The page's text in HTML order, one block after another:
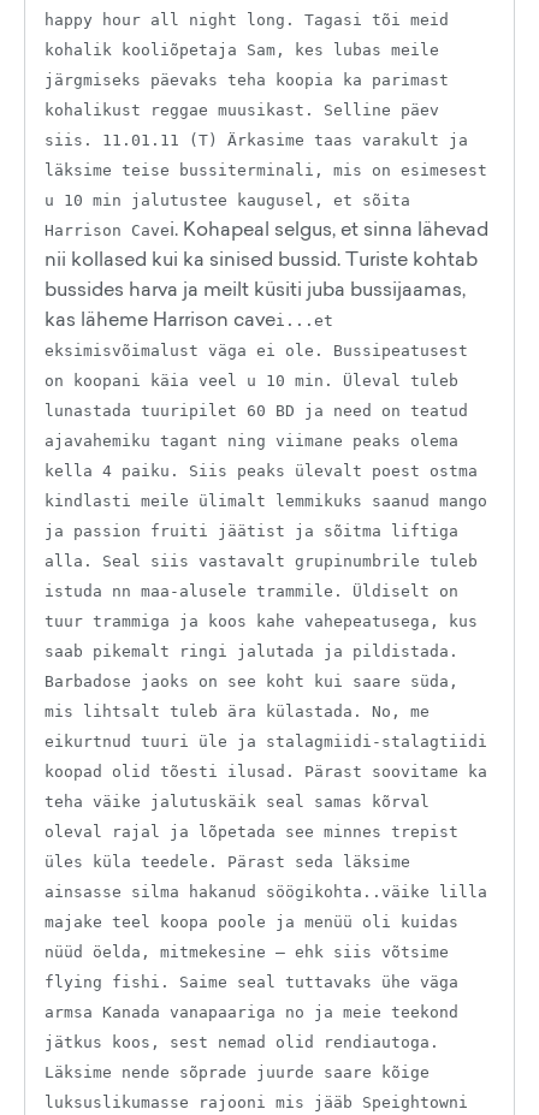
happy hour all night long. Tagasi tõi meid
kohalik kooliõpetaja Sam, kes lubas meile
järgmiseks päevaks teha koopia ka parimast
kohalikust reggae muusikast. Selline päev
siis. 11.01.11 (T) Ärkasime taas varakult ja
läksime teise bussiterminali, mis on esimesest
u 10 min jalutustee kaugusel, et sõita
Harrison Cavei. Kohapeal selgus, et sinna lähevad
nii kollased kui ka sinised bussid. Turiste kohtab
bussides harva ja meilt küsiti juba bussijaamas,
kas läheme Harrison cavei...et
eksimisvõimalust väga ei ole. Bussipeatusest
on koopani käia veel u 10 min. Üleval tuleb
lunastada tuuripilet 60 BD ja need on teatud
ajavahemiku tagant ning viimane peaks olema
kella 4 paiku. Siis peaks ülevalt poest ostma
kindlasti meile ülimalt lemmikuks saanud mango
ja passion fruiti jäätist ja sõitma liftiga
alla. Seal siis vastavalt grupinumbrile tuleb
istuda nn maa-alusele trammile. Üldiselt on
tuur trammiga ja koos kahe vahepeatusega, kus
saab pikemalt ringi jalutada ja pildistada.
Barbadose jaoks on see koht kui saare süda,
mis lihtsalt tuleb ära külastada. No, me
eikurtnud tuuri üle ja stalagmiidi-stalagtiidi
koopad olid tõesti ilusad. Pärast soovitame ka
teha väike jalutuskäik seal samas kõrval
oleval rajal ja lõpetada see minnes trepist
üles küla teedele. Pärast seda läksime
ainsasse silma hakanud söögikohta..väike lilla
majake teel koopa poole ja menüü oli kuidas
nüüd öelda, mitmekesine – ehk siis võtsime
flying fishi. Saime seal tuttavaks ühe väga
armsa Kanada vanapaariga no ja meie teekond
jätkus koos, sest nemad olid rendiautoga.
Läksime nende sõprade juurde saare kõige
luksuslikumasse rajooni mis jääb Speightowni